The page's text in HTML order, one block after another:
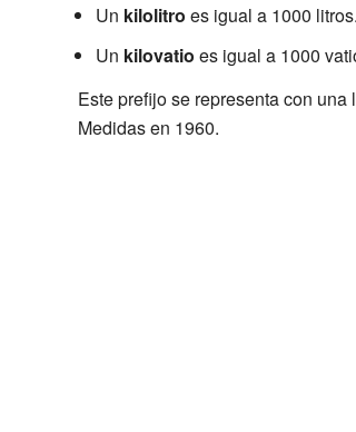
Un kilolitro es igual a 1000 litros.
Un kilovatio es igual a 1000
Este prefijo se representa con
Medidas en 1960.